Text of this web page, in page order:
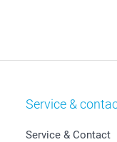
Service &
Service & Contact